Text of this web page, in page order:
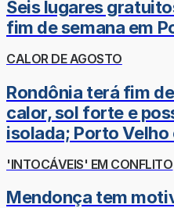
Seis lugares
fim de semana em
CALOR DE AGOSTO
Rondônia terá fim
calor, sol forte e
isolada; Porto Velho
'INTOCÁVEIS' EM CONFLITO
Mendonça tem